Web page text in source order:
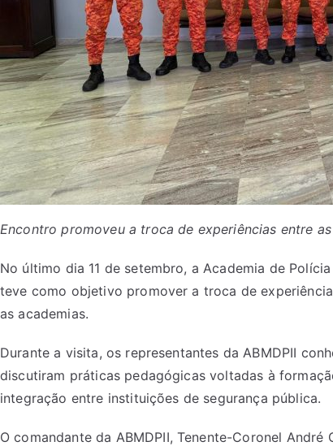
Encontro promoveu a troca de experiências entre
No último dia 11 de setembro, a Academia de
teve como objetivo promover a troca de
as academias.
Durante a visita, os representantes da ABMDPII
discutiram práticas pedagógicas voltadas à
integração entre instituições de segurança pública.
O comandante da ABMDPII, Tenente-Coronel